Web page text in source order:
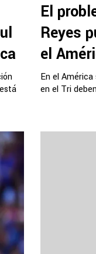
El
Reyes
el
En el
en el Tri